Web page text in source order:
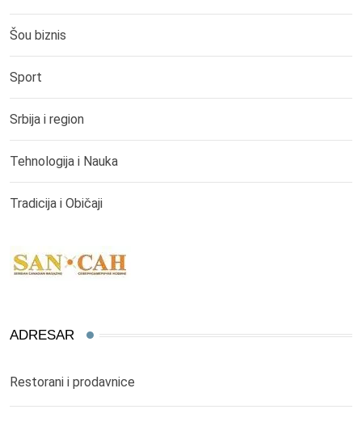
Šou biznis
Sport
Srbija i region
Tehnologija i Nauka
Tradicija i Običaji
ADRESAR
Restorani i prodavnice